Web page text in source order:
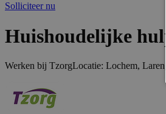
Solliciteer nu
Huishoudelijke hulp
Werken bij TzorgLocatie: Lochem,